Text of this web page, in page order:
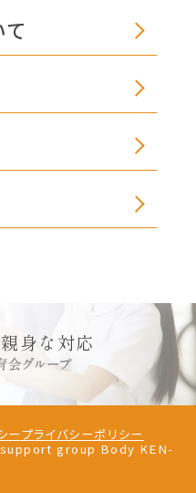
身な対応
ープライバシーポリシー
group Body KEN-